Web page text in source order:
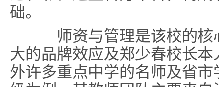
础。
师资与管理是该校的核
大的品牌效应及郑少春校长
外许多重点中学的名师及省